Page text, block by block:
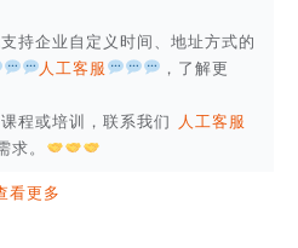
持企业自定义时间、地址方式的
人工客服
，了解更
程或培训，联系我们 人工客服
。
看更多